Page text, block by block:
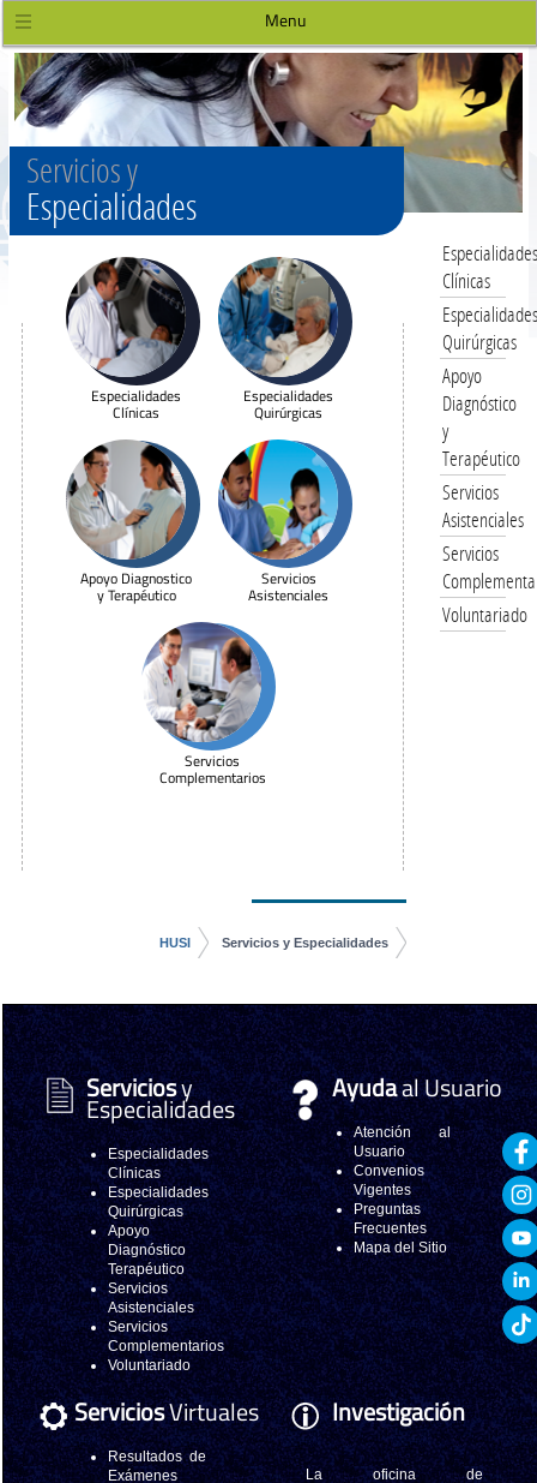
Menu
Servicios y
Especialidades
Especialidades
Clínicas
Especialidades
Quirúrgicas
Apoyo Diagnostico
y Terapéutico
Servicios
Asistenciales
Servicios
Complementarios
HUSI Servicios y Especialidades
Especialidades
Clínicas
Especialidades
Quirúrgicas
Apoyo
Diagnóstico
y
Terapéutico
Servicios
Asistenciales
Servicios
Voluntariado
Serviciosy
Especialidades
Especialidades
Clínicas
Especialidades
Quirúrgicas
Apoyo
Diagnóstico
Terapéutico
Servicios
Asistenciales
Servicios
Complementarios
Voluntariado
Ayudaal Usuario
Atención al
Usuario
Convenios
Vigentes
Preguntas
Frecuentes
Mapa del Sitio
ServiciosVirtuales
Resultados de
Exámenes
Investigación
La oficina de